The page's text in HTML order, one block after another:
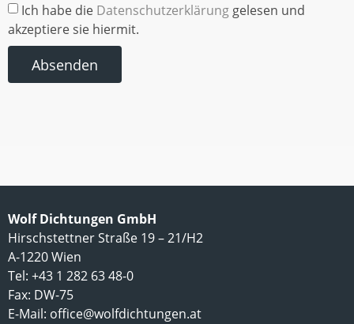
Ich habe die Datenschutzerklärung gelesen und
akzeptiere sie hiermit.
Absenden
Wolf Dichtungen GmbH
Hirschstettner Straße 19 – 21/H2
A-1220 Wien
Tel: +43 1 282 63 48-0
Fax: DW-75
E-Mail: office@wolfdichtungen.at